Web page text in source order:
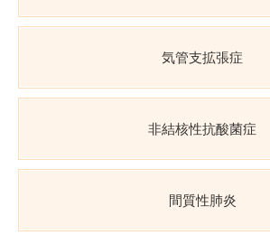
気管支拡張症
非結核性抗酸菌症
間質性肺炎